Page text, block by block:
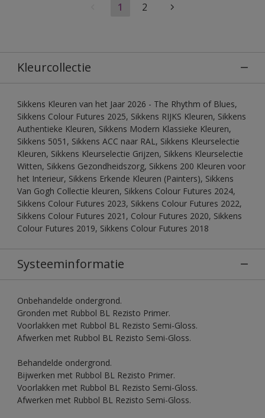
1 2
Kleurcollectie
Sikkens Kleuren van het Jaar 2026 - The Rhythm of Blues,
Sikkens Colour Futures 2025, Sikkens RIJKS Kleuren, Sikkens
Authentieke Kleuren, Sikkens Modern Klassieke Kleuren,
Sikkens 5051, Sikkens ACC naar RAL, Sikkens Kleurselectie
Kleuren, Sikkens Kleurselectie Grijzen, Sikkens Kleurselectie
Witten, Sikkens Gezondheidszorg, Sikkens 200 Kleuren voor
het Interieur, Sikkens Erkende Kleuren (Painters), Sikkens
Van Gogh Collectie kleuren, Sikkens Colour Futures 2024,
Sikkens Colour Futures 2023, Sikkens Colour Futures 2022,
Sikkens Colour Futures 2021, Colour Futures 2020, Sikkens
Colour Futures 2019, Sikkens Colour Futures 2018
Systeeminformatie
Onbehandelde ondergrond.
Gronden met Rubbol BL Rezisto Primer.
Voorlakken met Rubbol BL Rezisto Semi-Gloss.
Afwerken met Rubbol BL Rezisto Semi-Gloss.
Behandelde ondergrond.
Bijwerken met Rubbol BL Rezisto Primer.
Voorlakken met Rubbol BL Rezisto Semi-Gloss.
Afwerken met Rubbol BL Rezisto Semi-Gloss.